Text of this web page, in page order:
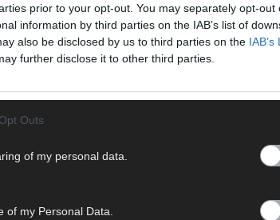
prior to your opt-out. You may separately opt-out
information by third parties on the IAB’s list of
also be disclosed by us to third parties on the IAB’s
further disclose it to other third parties.
Outs
of my personal data.
of my Personal Data.